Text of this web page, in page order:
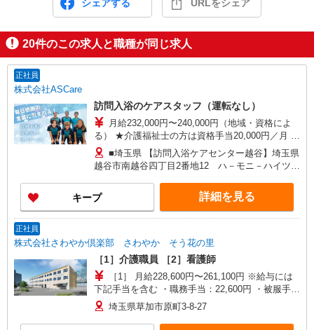
シェアする URLをシェア
20件のこの求人と職種が同じ求人
正社員
株式会社ASCare
訪問入浴のケアスタッフ（運転なし）
月給232,000円〜240,000円（地域・資格によ
る） ★介護福祉士の方は資格手当20,000円／月 別
途交通費支給（30,000円上限／月） 別途残業手当
（月平均残業時間15時間）残業代全額支給
■埼玉県 【訪問入浴ケアセンター越谷】埼玉県
越谷市南越谷四丁目2番地12 ハ－モニ－ハイツ第
丁目4番地1 高橋店舗 【在宅介護センター川越】
埼玉県川越市富士見町9番地2 サンホワイト富士
見101号室 【在宅介護センター戸田】埼玉県戸田
センター加須】埼玉県加須市花崎一丁目23番地10
■群馬県 【在宅介護センター伊勢崎】群馬県伊勢
崎市太田町557番地4 アークヒル101号室
キープ 詳細を見る
正社員
株式会社さわやか倶楽部 さわやか そう花の里
［1］介護職員 ［2］看護師
［1］ 月給228,600円〜261,100円 ※給与には
下記手当を含む ・職務手当：22,600円 ・被服手
当：1,000円 ・地域手当：60,000円 ・ベースアッ
プ手当：11,000円 ［2］ 月給248,000円〜290,000
円 ※給与には下記手当を含む ・職務手当：6,000
埼玉県草加市原町3-8-27